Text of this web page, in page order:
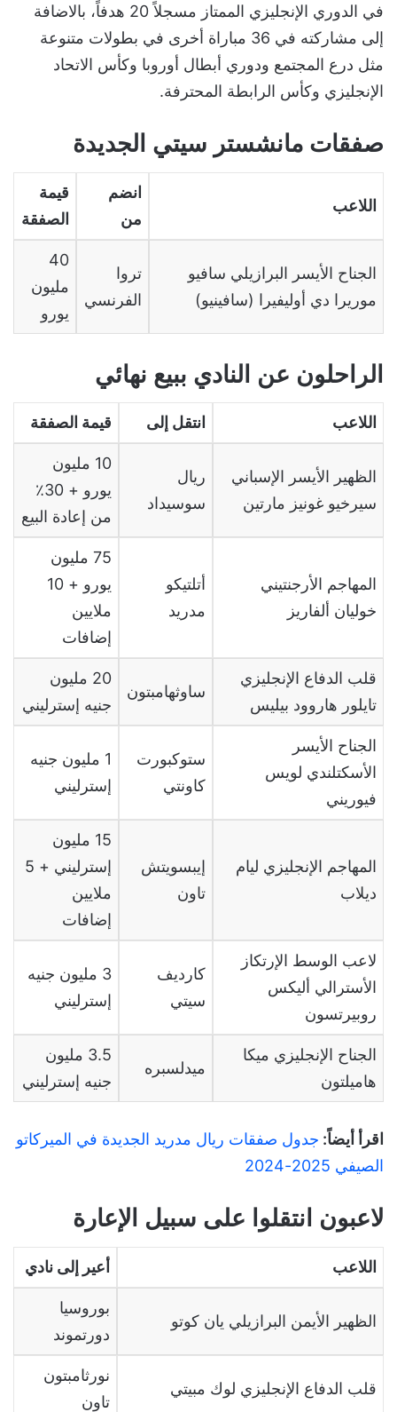
في الدوري الإنجليزي الممتاز مسجلاً 20 هدفاً، بالاضافة
إلى مشاركته في 36 مباراة أخرى في بطولات متنوعة
مثل درع المجتمع ودوري أبطال أوروبا وكأس الاتحاد
الإنجليزي وكأس الرابطة المحترفة.
صفقات مانشستر سيتي الجديدة
اللاعب
انضم
من
قيمة
الصفقة
الجناح الأيسر البرازيلي سافيو
موريرا دي أوليفيرا (سافينيو)
تروا
الفرنسي
40
مليون
يورو
الراحلون عن النادي ببيع نهائي
اللاعب انتقل إلى قيمة الصفقة
الظهير الأيسر الإسباني
سيرخيو غونيز مارتين
ريال
سوسيداد
10 مليون
يورو + 30
٪
من إعادة البيع
المهاجم الأرجنتيني
خوليان ألفاريز
أتلتيكو
مدريد
75 مليون
يورو + 10
ملايين
إضافات
قلب الدفاع الإنجليزي
تايلور هاروود بيليس
ساوثهامبتون
20 مليون
جنيه إسترليني
الجناح الأيسر
الأسكتلندي لويس
فيوريني
ستوكبورت
كاونتي
1 مليون جنيه
إسترليني
المهاجم الإنجليزي ليام
ديلاب
إيبسويتش
تاون
15 مليون
إسترليني + 5
ملايين
إضافات
لاعب الوسط الإرتكاز
الأسترالي أليكس
روبيرتسون
كارديف
سيتي
3 مليون جنيه
إسترليني
الجناح الإنجليزي ميكا
هاميلتون
ميدلسبره
3.5
مليون
جنيه إسترليني
اقرأ أيضاً: جدول صفقات ريال مدريد الجديدة في الميركاتو
الصيفي 2025-2024
لاعبون انتقلوا على سبيل الإعارة
اللاعب أعير إلى نادي
الظهير الأيمن البرازيلي يان كوتو
بوروسيا
دورتموند
قلب الدفاع الإنجليزي لوك مبيتي
نورثامبتون
تاون